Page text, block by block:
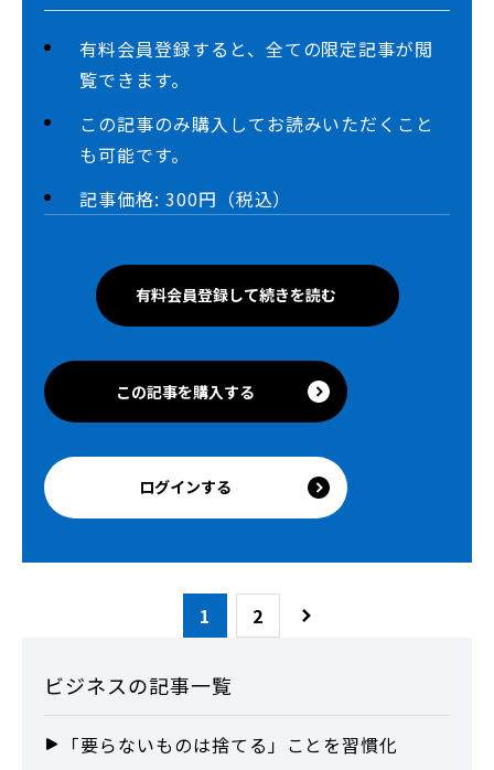
有料会員登録すると、全ての限定記事が閲
覧できます。
この記事のみ購入してお読みいただくこと
も可能です。
記事価格: 300円（税込）
有料会員登録して続きを読む
この記事を購入する
ログインする
1 2
ビジネスの記事一覧
「要らないものは捨てる」ことを習慣化